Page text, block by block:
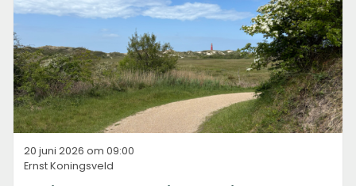
20 juni 2026 om 09:00
Ernst Koningsveld